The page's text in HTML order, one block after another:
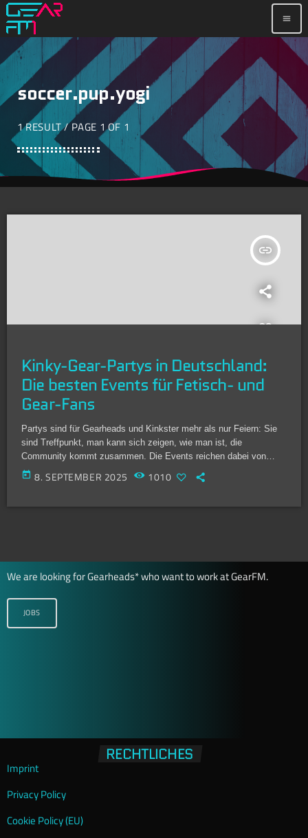
menu
soccer.pup.yogi
1 RESULT / PAGE 1 OF 1
insert_link
Kinky-Gear-Partys in Deutschland:
Die besten Events für Fetisch- und
Gear-Fans
Partys sind für Gearheads und Kinkster mehr als nur Feiern: Sie
sind Treffpunkt, man kann sich zeigen, wie man ist, die
Community kommt zusammen. Die Events reichen dabei von
Berlin über Mannheim bis nach Biberist in der Schweiz. Egal, ob
du Puppy bist, MX liebst, es eng und schwarz in Rubber magst
today 8. SEPTEMBER 2025 1010
We are looking for Gearheads* who want to work at GearFM.
JOBS
RECHTLICHES
Imprint
Privacy Policy
Cookie Policy (EU)